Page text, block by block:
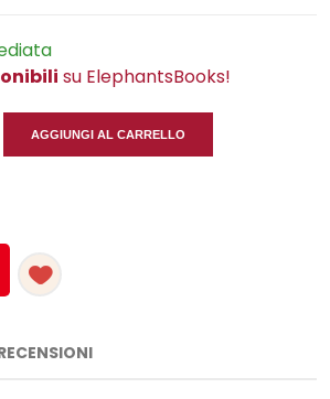
su ElephantsBooks!
AGGIUNGI AL CARRELLO